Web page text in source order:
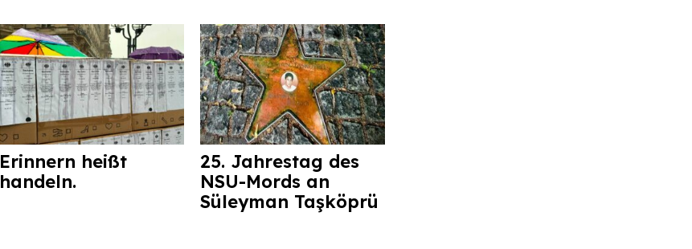
Erinnern heißt
handeln.
25. Jahrestag des
NSU-Mords an
Süleyman Taşköprü